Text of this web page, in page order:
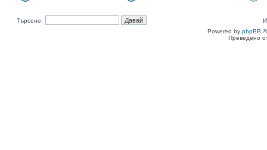
Търсене:
Powered by phpBB
Преведено